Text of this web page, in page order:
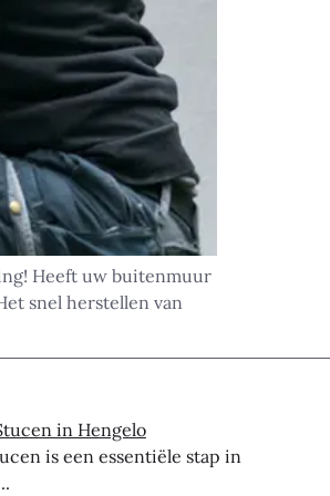
Heeft uw buitenmuur
snel herstellen van
in Hengelo
is een essentiële stap in